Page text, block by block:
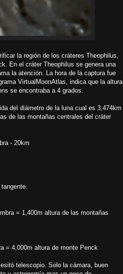
la región de los cráteres Theophilus,
En el cráter Theophilus se genera una
la atención. La hora de la captura fue
VirtualMoonAtlas, indica que la altura
se encontraba a 4 grados.
del diámetro de la luna cual es 3,474km
de las montañas centrales del cráter
- 20km
= 1,400m altura de las montañas
= 4,000m altura de monte Penck
telescopio. Solo la cámara, buen